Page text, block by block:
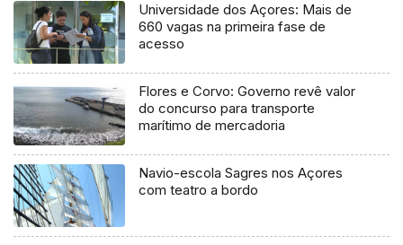
Universidade dos Açores: Mais de
660 vagas na primeira fase de
acesso
Flores e Corvo: Governo revê valor
do concurso para transporte
marítimo de mercadoria
Navio-escola Sagres nos Açores
com teatro a bordo